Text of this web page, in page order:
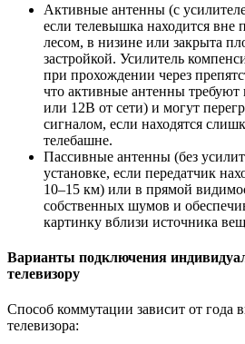
Активные антенны (с
если телевышка находится вне
лесом, в низине или закрыта
застройкой. Усилитель
при прохождении через
что активные антенны требуют
или 12В от сети) и могут
сигналом, если находятся
телебашне.
Пассивные антенны (без
установке, если передатчик
10–15 км) или в прямой
собственных шумов и
картинку вблизи источника
Варианты подключения
телевизору
Способ коммутации зависит от года
телевизора: